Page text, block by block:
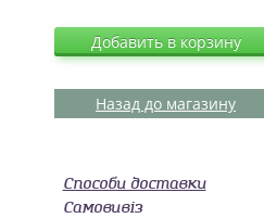
Добавить в корзину
Назад до магазину
Способи доставки
Самовивіз